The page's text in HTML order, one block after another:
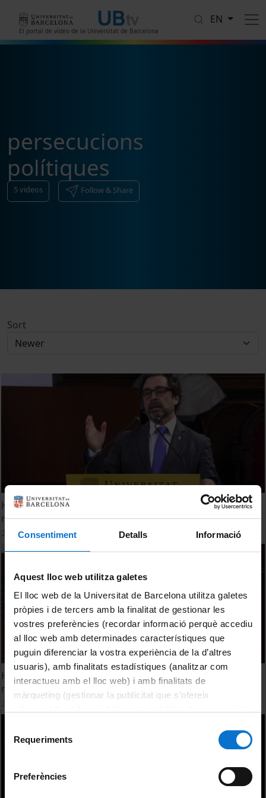
Consentiment Detalls Informació
Aquest lloc web utilitza galetes
El lloc web de la Universitat de Barcelona utilitza galetes
pròpies i de tercers amb la finalitat de gestionar les
vostres preferències (recordar informació perquè accediu
al lloc web amb determinades característiques que
puguin diferenciar la vostra experiència de la d’altres
usuaris), amb finalitats estadístiques (analitzar com
interactueu amb el lloc web) i amb finalitats de
màrqueting (gestionar la publicitat que s’ofereix
consultar laPolítica de galetes del lloc web de la
Requeriments
Preferències
El portal de vídeo de la Universitat de Barcelona
EN
persecucions
polítiques
5videos Follow & Share
Sort
Homenatge a les persones de la Universitat de Barcelona
represaliades pel franquisme (intervenció del rector)
26 January, 2023
Homenatge a les persones de la Universitat de Barcelona
represaliades pel franquisme
26 January, 2023